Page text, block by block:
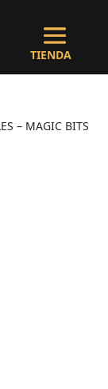
– MAGIC BITS